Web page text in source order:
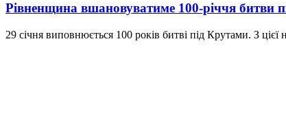
Рівненщина вшановуватиме 100-річчя битви
29 січня виповнюється 100 років битві під Крутами. З